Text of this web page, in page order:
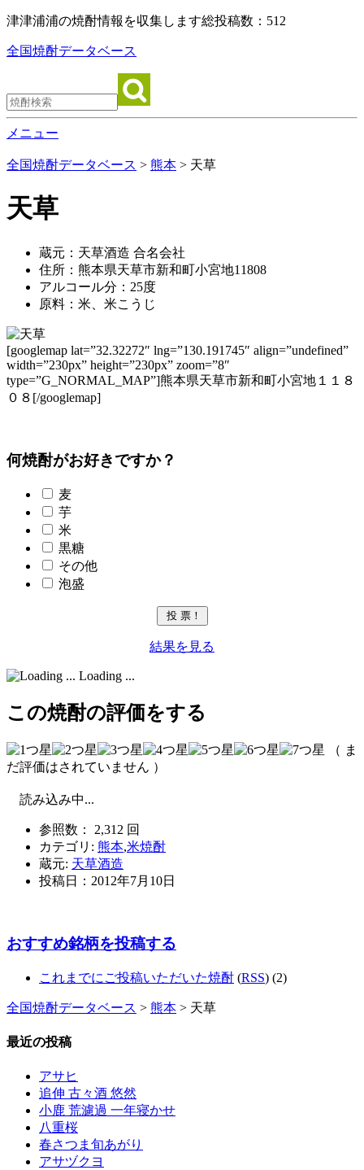
津津浦浦の焼酎情報を収集します総投稿数：512
全国焼酎データベース
メニュー
全国焼酎データベース > 熊本 > 天草
天草
蔵元：天草酒造 合名会社
住所：熊本県天草市新和町小宮地11808
アルコール分：25度
原料：米、米こうじ
[googlemap lat=”32.32272″ lng=”130.191745″ align=”undefined”
width=”230px” height=”230px” zoom=”8″
type=”G_NORMAL_MAP”]熊本県天草市新和町小宮地１１８
０８[/googlemap]
何焼酎がお好きですか？
麦
芋
米
黒糖
その他
泡盛
結果を見る
Loading ...
この焼酎の評価をする
（ ま
だ評価はされていません ）
読み込み中...
参照数： 2,312 回
カテゴリ: 熊本,米焼酎
蔵元: 天草酒造
投稿日： 2012年7月10日
おすすめ銘柄を投稿する
これまでにご投稿いただいた焼酎 (RSS) (2)
全国焼酎データベース > 熊本 > 天草
最近の投稿
アサヒ
追伸 古々酒 悠然
小鹿 荒濾過 一年寝かせ
八重桜
春さつま旬あがり
アサヅクヨ